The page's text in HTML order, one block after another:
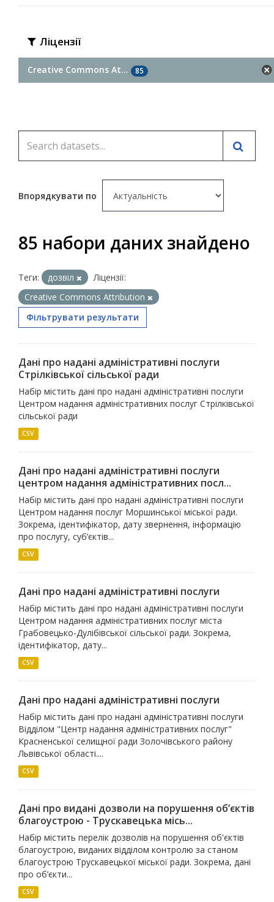
Ліцензії
Creative Commons At... 85
Впорядкувати по
85 набори даних знайдено
Теги: дозвіл
Ліцензії:
Creative Commons Attribution
Фільтрувати результати
Дані про надані адміністративні послуги
Стрілківської сільської ради
Набір містить дані про надані адміністративні послуги
Центром надання адміністративних послуг Стрілківської
сільської ради
CSV
Дані про надані адміністративні послуги
центром надання адміністративних посл...
Набір містить дані про надані адміністративні послуги
Центром надання послуг Моршинської міської ради.
Зокрема, ідентифікатор, дату звернення, інформацію
про послугу, суб’єктів...
CSV
Дані про надані адміністративні послуги
Набір містить дані про надані адміністративні послуги
Центром надання адміністративних послуг міста
Грабовецько-Дулібівської сільської ради. Зокрема,
ідентифікатор, дату...
CSV
Дані про надані адміністративні послуги
Набір містить дані про надані адміністративні послуги
Відділом "Центр надання адміністративних послуг"
Красненської селищної ради Золочівського району
Львівської області....
CSV
Дані про видані дозволи на порушення об’єктів
благоустрою - Трускавецька місь...
Набір містить перелік дозволів на порушення об'єктів
благоустрою, виданих відділом контролю за станом
благоустрою Трускавецької міської ради. Зокрема, дані
про об’єкти...
CSV